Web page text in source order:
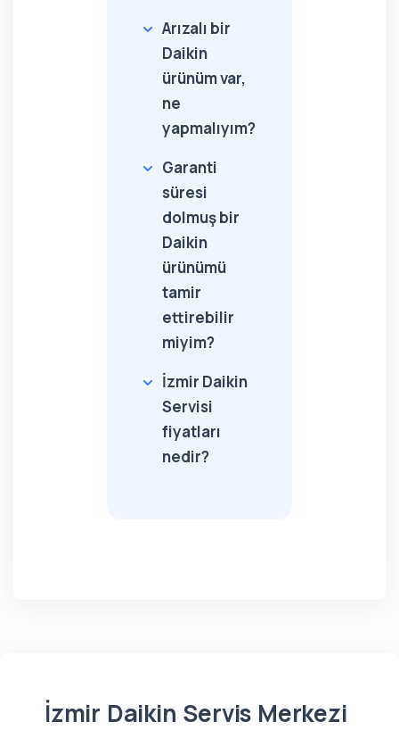
Arızalı bir
Daikin
ürünüm var,
ne
yapmalıyım?
Garanti
süresi
dolmuş bir
Daikin
ürünümü
tamir
ettirebilir
miyim?
İzmir Daikin
Servisi
fiyatları
nedir?
İzmir Daikin Servis Merkezi